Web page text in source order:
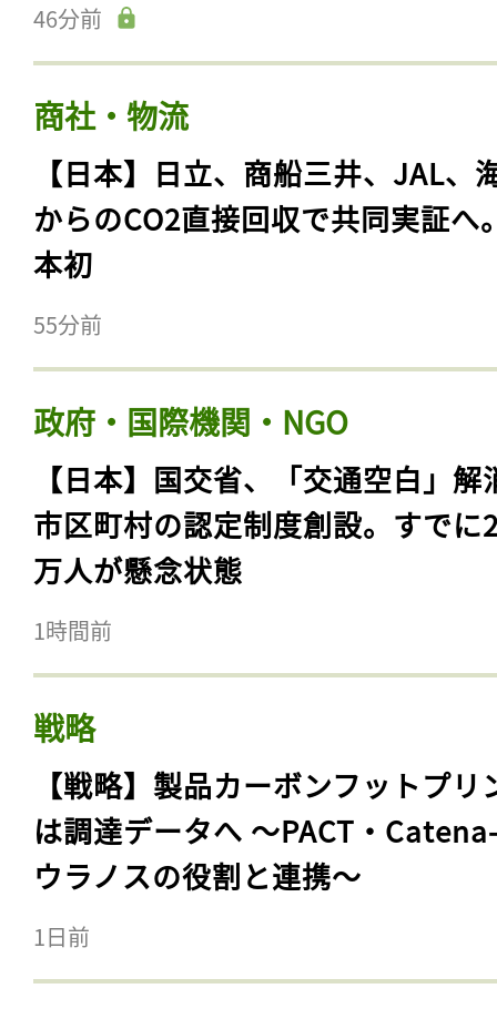
46分前
商社・物流
【日本】日立、商船三井、JAL、
からのCO2直接回収で共同実証へ
本初
55分前
政府・国際機関・NGO
【日本】国交省、「交通空白」解
市区町村の認定制度創設。すでに
万人が懸念状態
1時間前
戦略
【戦略】製品カーボンフットプリ
は調達データへ 〜PACT・
ウラノスの役割と連携〜
1日前